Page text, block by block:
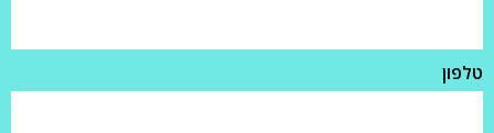
טלפון